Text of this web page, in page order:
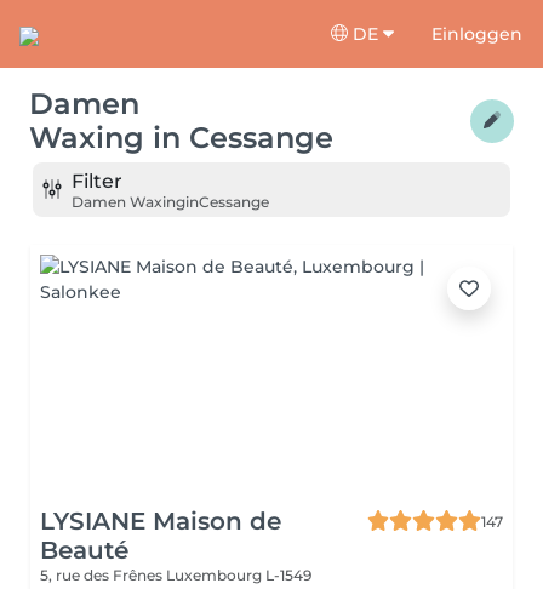
DE Einloggen
Damen
Waxing in Cessange
Filter
Damen WaxinginCessange
LYSIANE Maison de
Beauté
147
5, rue des Frênes Luxembourg L-1549